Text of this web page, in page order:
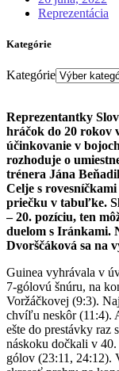
Reprezentácia
Kategórie
Kategórie
Reprezentantky
hráčok do 20 rokov
účinkovanie v
rozhoduje o
trénera Jána
Celje s
priečku v tabuľke.
– 20. pozíciu, ten
duelom s Iránkami.
Dvorščáková sa na
Guinea vyhrávala v
7-gólovú šnúru, na
Voržáčkovej (9:3).
chvíľu neskôr (11:4).
ešte do prestávky raz
náskoku dočkali v
gólov (23:11, 24:12).